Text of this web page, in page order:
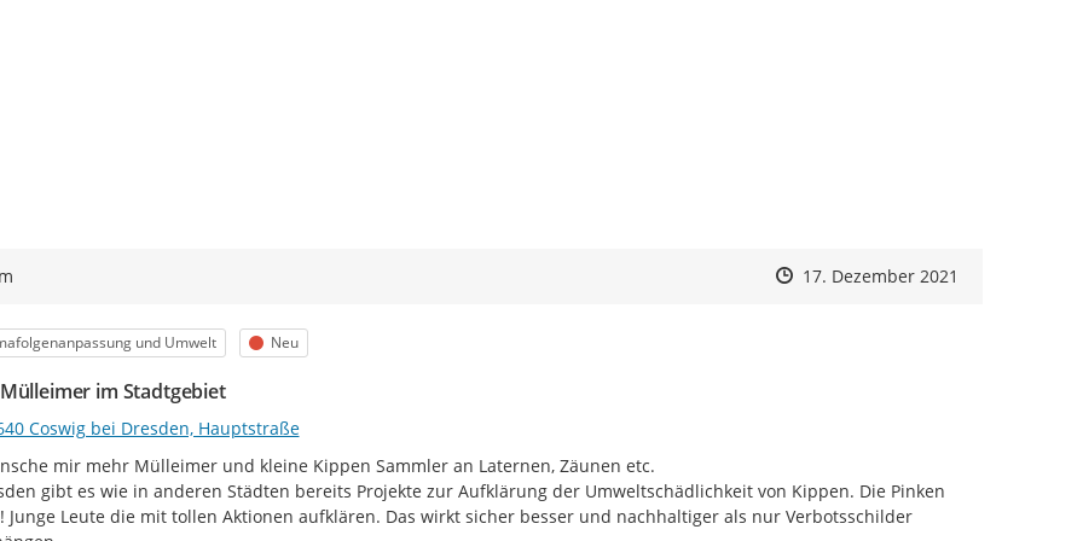
Zeitpunkt des Erstellens
Zeitpunkt des Erstellens
17. Dezember 2021
und Umwelt Status
Neu
im Stadtgebiet
Coswig bei Dresden, Hauptstraße
mir mehr Mülleimer und kleine Kippen Sammler an Laternen, Zäunen etc.
gibt es wie in anderen Städten bereits Projekte zur Aufklärung der Umweltschädlichkeit von Kippen. Die Pinken
Junge Leute die mit tollen Aktionen aufklären. Das wirkt sicher besser und nachhaltiger als nur Verbotsschilder